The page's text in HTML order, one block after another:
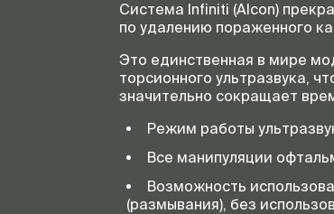
Система Infiniti (Alcon)
по удалению пораженного
Это единственная в мире
торсионного ультразвука,
значительно сокращает
Режим работы
Все манипуляции
Возможность
(размывания), без